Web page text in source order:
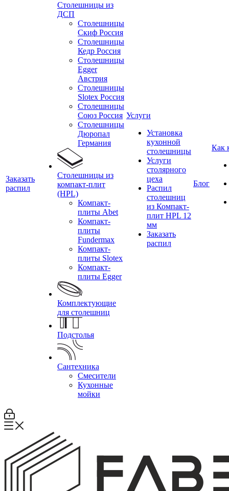
Заказать
распил
Столешницы из
ДСП
Столешницы
Скиф Россия
Столешницы
Кедр Россия
Столешницы
Egger
Австрия
Столешницы
Slotex Россия
Столешницы
Союз Россия
Столешницы
Дюропал
Германия
Столешницы из
компакт-плит
(HPL)
Компакт-
плиты Abet
Компакт-
плиты
Fundermax
Компакт-
плиты Slotex
Компакт-
плиты Egger
Комплектующие
для столешниц
Подстолья
Сантехника
Смесители
Кухонные
мойки
Услуги
Установка
кухонной
столешницы
Услуги
столярного
цеха
Распил
столешниц
из Компакт-
плит HPL 12
мм
Заказать
распил
Блог
Как